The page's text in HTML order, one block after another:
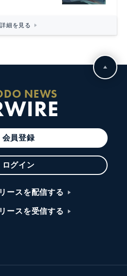
詳細を見る
NEWS
会員登録
ログイン
ースを配信する
ースを受信する